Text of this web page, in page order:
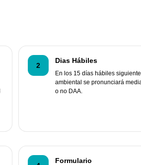
2
Dias Hábiles
En los 15 días hábiles
ambiental se pronunciará
o no DAA.
Formulario